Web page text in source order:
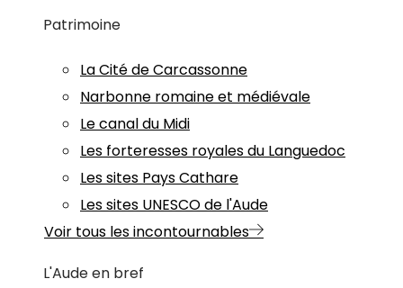
Patrimoine
La Cité de Carcassonne
Narbonne romaine et médiévale
Le canal du Midi
Les forteresses royales du Languedoc
Les sites Pays Cathare
Les sites UNESCO de l'Aude
Voir tous les incontournables
L'Aude en bref